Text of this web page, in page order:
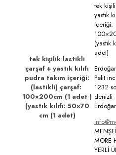
tek kişilik lastikli
çarşaf + yastık kılıfı
pudra takım içeriği:
(lastikli) çarşaf:
100×200cm (1 adet )
(yastık kılıfı: 50×70
cm (1 adet)
tek
yastık
içeriği:
(yastık
adet)
Pelit
1232
denizli
MORE
YERLİ